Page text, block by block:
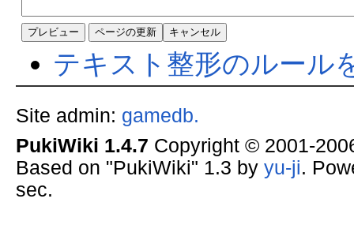
テキスト整形のルール
Site admin: gamedb.
PukiWiki 1.4.7 Copyright © 2001-
Based on "PukiWiki" 1.3 by yu-ji.
sec.